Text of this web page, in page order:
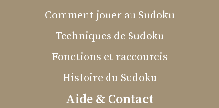
Comment jouer au Sudoku
Techniques de Sudoku
Fonctions et raccourcis
Histoire du Sudoku
Aide & Contact